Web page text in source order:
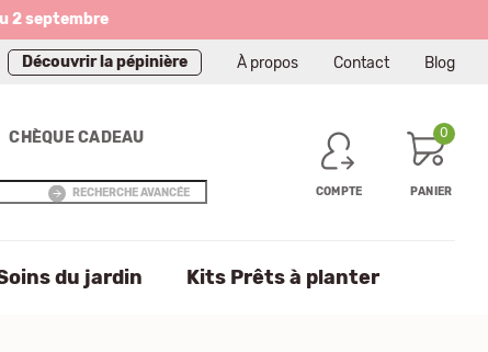
2 septembre
Découvrir la pépinière À propos Contact Blog
CHÈQUE CADEAU
RECHERCHE AVANCÉE COMPTE
0
PANIER
du jardin Kits Prêts à planter